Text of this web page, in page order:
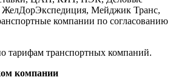
ЖелДорЭкспедиция, Мейджик Транс,
компании по согласованию
тарифам транспортных компаний.
компании